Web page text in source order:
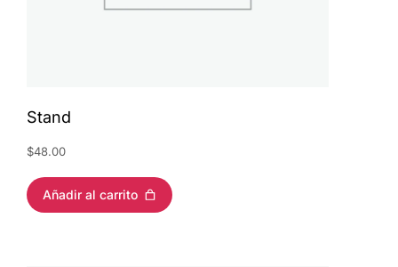
Stand
$48.00
Añadir al carrito